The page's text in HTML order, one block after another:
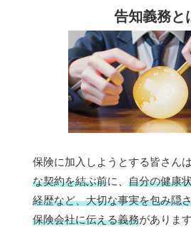
告知義務と
保険に加入しようとする皆さんは
な契約を結ぶ前に、 自分の健康
経歴など、大切な事実を包み隠
保険会社に伝える義務がありま